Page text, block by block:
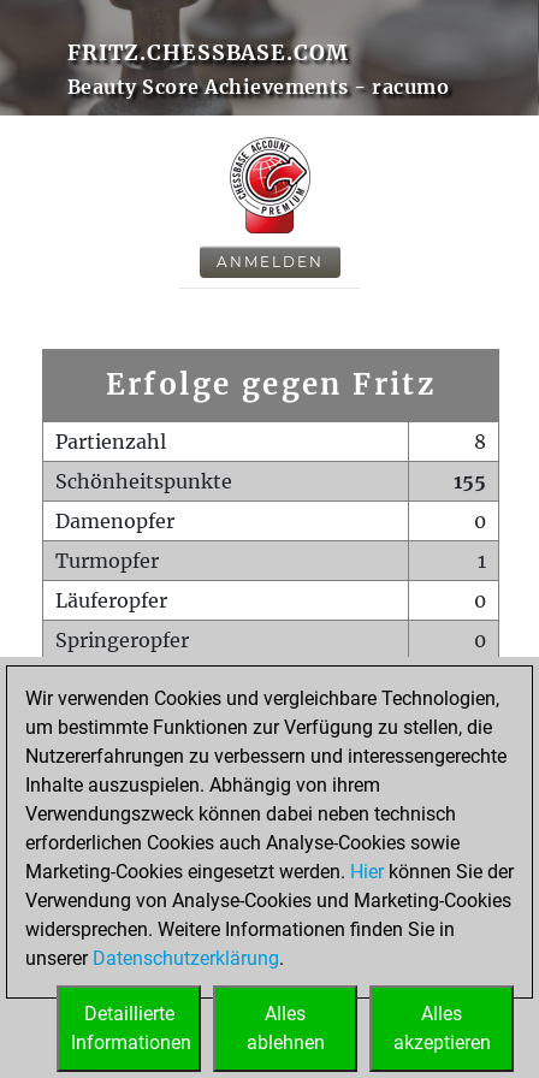
FRITZ.CHESSBASE.COM
Beauty Score Achievements - racumo
ANMELDEN
Erfolge gegen Fritz
Partienzahl
8
Schönheitspunkte
155
Damenopfer
0
Turmopfer
1
Läuferopfer
0
Springeropfer
0
Matt auf vollem Brett
0
Bauer setzt Matt
0
Erstickte Matts
Unterverwandlungen
Türme auf der siebten
0
STARTSEITE
Wir verwenden Cookies und vergleichbare Technologien,
um bestimmte Funktionen zur Verfügung zu stellen, die
Nutzererfahrungen zu verbessern und interessengerechte
Inhalte auszuspielen. Abhängig von ihrem
Verwendungszweck können dabei neben technisch
erforderlichen Cookies auch Analyse-Cookies sowie
Marketing-Cookies eingesetzt werden. Hierkönnen Sie der
Verwendung von Analyse-Cookies und Marketing-Cookies
widersprechen. Weitere Informationen finden Sie in
unserer Datenschutzerklärung.
Alles
akzeptieren
Alles
ablehnen
Detaillierte
Informationen